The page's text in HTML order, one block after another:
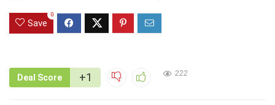
Save
0
Deal Score +1 222